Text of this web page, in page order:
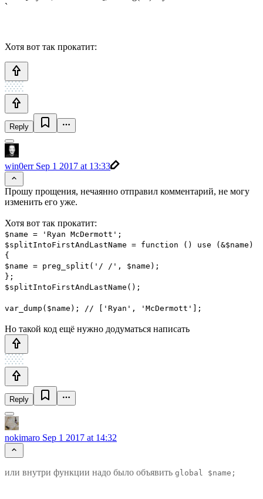
`
Хотя вот так прокатит:
Reply
win0errSep 1 2017 at 13:33
Прошу прощения, нечаянно отправил комментарий, не могу
изменить его уже.
Хотя вот так прокатит:
$name = 'Ryan McDermott';
$splitIntoFirstAndLastName = function () use (&$name)
{
$name = preg_split('/ /', $name);
};
$splitIntoFirstAndLastName();
var_dump($name); // ['Ryan', 'McDermott'];
Но такой код ещё нужно додуматься написать
Reply
nokimaro Sep 1 2017 at 14:32
или внутри функции надо было объявить global $name;